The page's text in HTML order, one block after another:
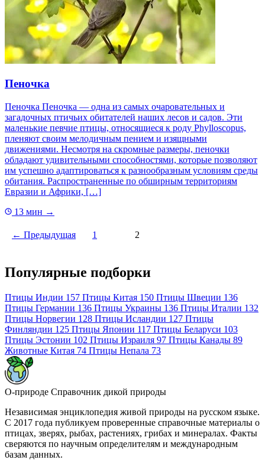
Пеночка
Пеночка Пеночка — одна из самых очаровательных и
загадочных птичьих обитателей наших лесов и садов. Эти
маленькие певчие птицы, относящиеся к роду Phylloscopus,
пленяют своим мелодичным пением и изящными
движениями. Несмотря на скромные размеры, пеночки
обладают удивительными способностями, которые позволяют
им успешно адаптироваться к разнообразным условиям среды
обитания. Распространенные по обширным территориям
Евразии и Африки, […]
13 мин →
← Предыдущая 1 2
Популярные подборки
Птицы Индии 157 Птицы Китая 150 Птицы Швеции 136
Птицы Германии 136 Птицы Украины 136 Птицы Италии 132
Птицы Норвегии 128 Птицы Исландии 127 Птицы
Финляндии 125 Птицы Японии 117 Птицы Беларуси 103
Птицы Эстонии 102 Птицы Израиля 97 Птицы Канады 89
Животные Китая 74 Птицы Непала 73
О-природе Справочник дикой природы
Независимая энциклопедия живой природы на русском языке.
С 2017 года публикуем проверенные справочные материалы о
птицах, зверях, рыбах, растениях, грибах и минералах. Факты
сверяются по научным определителям и международным
базам данных.